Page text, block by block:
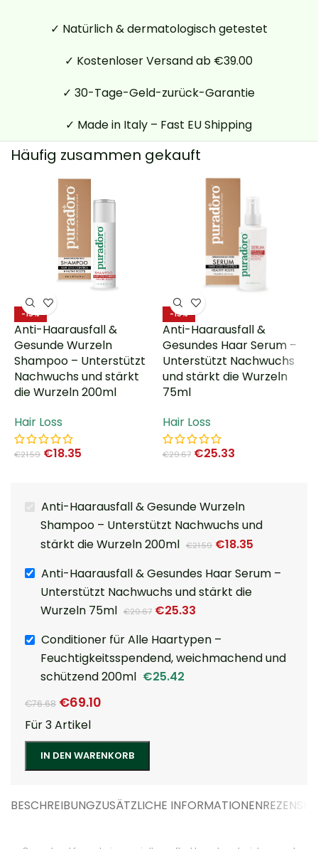
✓ Natürlich & dermatologisch getestet
✓ Kostenloser Versand ab €39.00
✓ 30-Tage-Geld-zurück-Garantie
✓ Made in Italy – Fast EU Shipping
Häufig zusammen gekauft
-15%
Anti-Haarausfall &
Gesunde Wurzeln
Shampoo – Unterstützt
Nachwuchs und stärkt
die Wurzeln 200ml
Hair Loss
€21.59 €18.35
-15%
Anti-Haarausfall &
Gesundes Haar Serum –
Unterstützt Nachwuchs
und stärkt die Wurzeln
75ml
Hair Loss
€29.67 €25.33
Anti-Haarausfall & Gesunde Wurzeln
Shampoo – Unterstützt Nachwuchs und
stärkt die Wurzeln 200ml €21.59 €18.35
Anti-Haarausfall & Gesundes Haar Serum –
Unterstützt Nachwuchs und stärkt die
Wurzeln 75ml €29.67 €25.33
Conditioner für Alle Haartypen –
Feuchtigkeitsspendend, weichmachend und
schützend 200ml €25.42
€76.68 €69.10
Für 3 Artikel
IN DEN WARENKORB
BESCHREIBUNGZUSÄTZLICHE INFORMATIONEN